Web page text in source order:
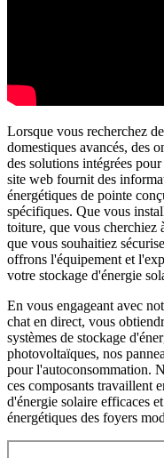
Lorsque vous recherchez
domestiques avancés, des
des solutions intégrées
site web fournit des
énergétiques de pointe
spécifiques. Que vous
toiture, que vous cherchiez
que vous souhaitiez
offrons l'équipement et
votre stockage d'énergie
En vous engageant avec
chat en direct, vous
systèmes de stockage
photovoltaïques, nos
pour l'autoconsommation.
ces composants travaillent
d'énergie solaire efficaces
énergétiques des foyers